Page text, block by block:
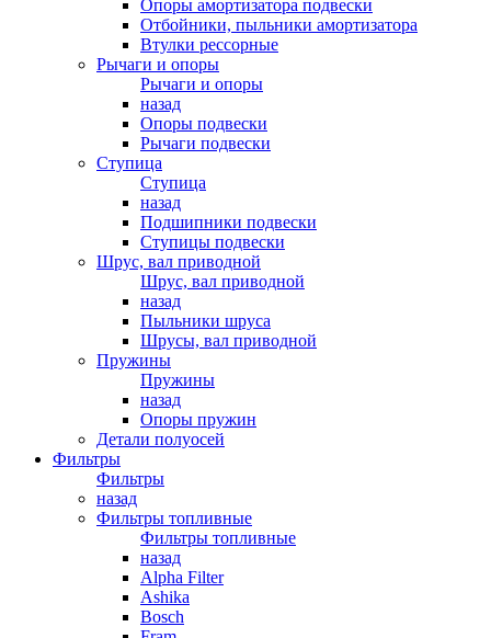
Опоры амортизатора подвески
Отбойники, пыльники амортизатора
Втулки рессорные
Рычаги и опоры
Рычаги и опоры
назад
Опоры подвески
Рычаги подвески
Ступица
Ступица
назад
Подшипники подвески
Ступицы подвески
Шрус, вал приводной
Шрус, вал приводной
назад
Пыльники шруса
Шрусы, вал приводной
Пружины
Пружины
назад
Опоры пружин
Детали полуосей
Фильтры
Фильтры
назад
Фильтры топливные
Фильтры топливные
назад
Alpha Filter
Ashika
Bosch